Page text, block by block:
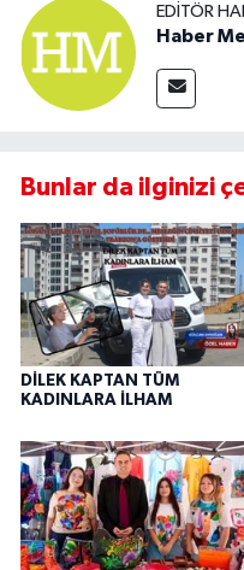
EDITÖR
Haber
Bunlar da ilginizi
DİLEK KAPTAN TÜM
KADINLARA İLHAM